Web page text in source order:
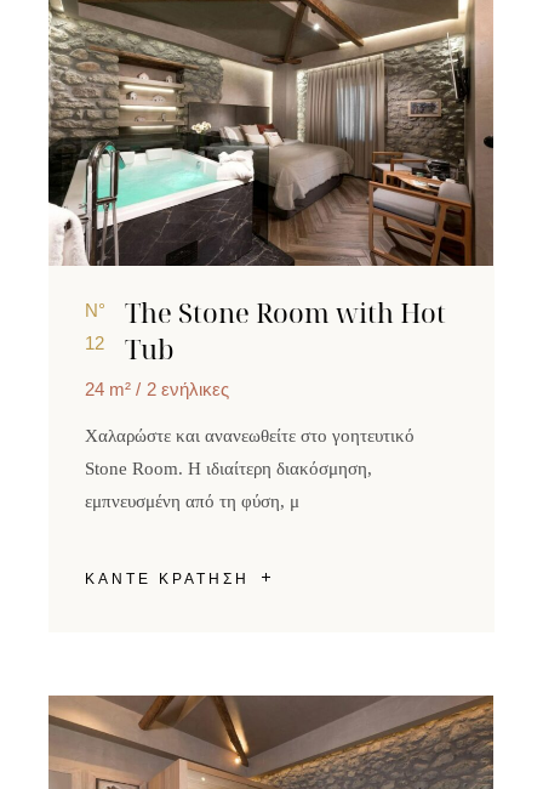
N°
12
The Stone Room with Hot
Tub
24 m² 2 ενήλικες
Χαλαρώστε και ανανεωθείτε στο γοητευτικό
Stone Room. Η ιδιαίτερη διακόσμηση,
εμπνευσμένη από τη φύση, μ
ΚΑΝΤΕ ΚΡΑΤΗΣΗ